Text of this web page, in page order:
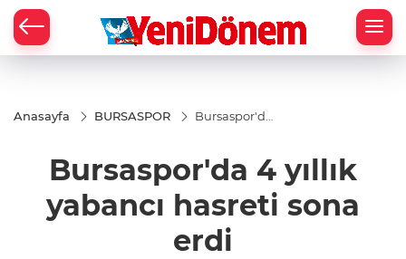
Anasayfa BURSASPOR
Bursaspor'da
hasreti sona
erdi
Bursaspor'da 4 yıllık
yabancı hasreti sona
erdi